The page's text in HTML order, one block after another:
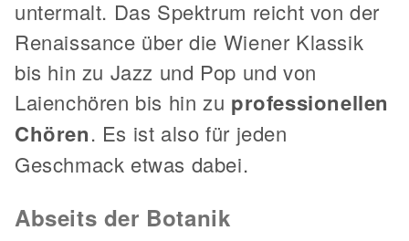
untermalt. Das Spektrum reicht von der
Renaissance über die Wiener Klassik
bis hin zu Jazz und Pop und von
Laienchören bis hin zu professionellen
Chören. Es ist also für jeden
Geschmack etwas dabei.
Abseits der Botanik